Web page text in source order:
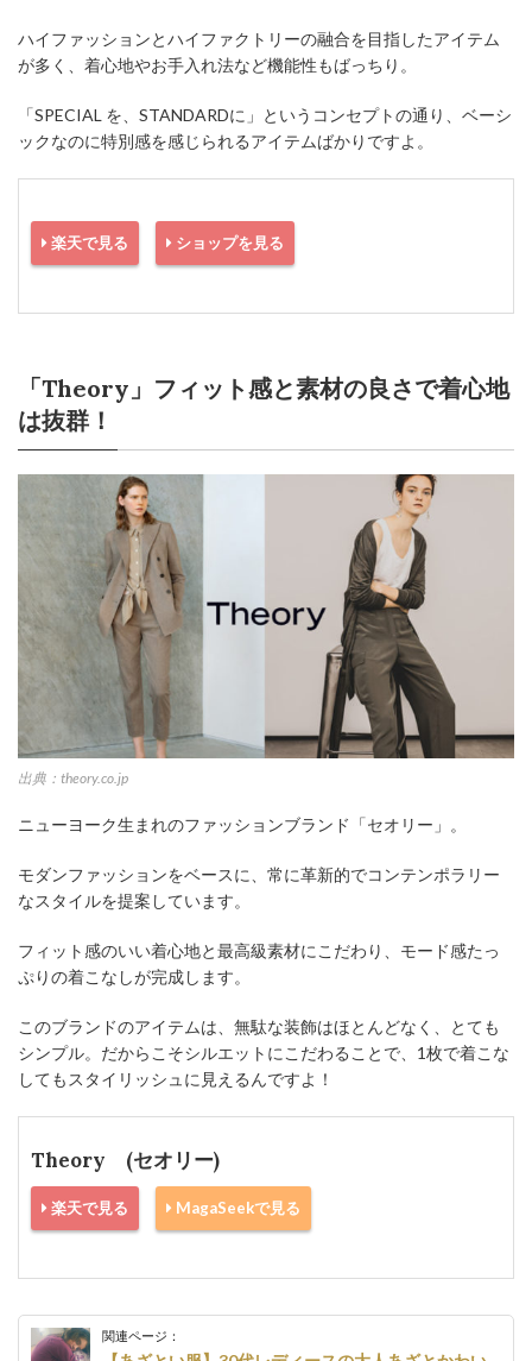
ハイファッションとハイファクトリーの融合を目指したアイテム
が多く、着心地やお手入れ法など機能性もばっちり。
「SPECIAL を、STANDARDに」というコンセプトの通り、ベーシ
ックなのに特別感を感じられるアイテムばかりですよ。
楽天で見る ショップを見る
「Theory」フィット感と素材の良さで着心地
は抜群！
出典：theory.co.jp
ニューヨーク生まれのファッションブランド「セオリー」。
モダンファッションをベースに、常に革新的でコンテンポラリー
なスタイルを提案しています。
フィット感のいい着心地と最高級素材にこだわり、モード感たっ
ぷりの着こなしが完成します。
このブランドのアイテムは、無駄な装飾はほとんどなく、とても
シンプル。だからこそシルエットにこだわることで、1枚で着こな
してもスタイリッシュに見えるんですよ！
Theory (セオリー)
楽天で見る MagaSeekで見る
関連ページ：